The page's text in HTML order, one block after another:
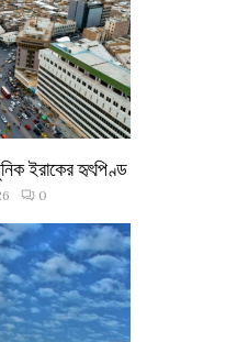
ইরাকের হৃৎপিণ্ড
0